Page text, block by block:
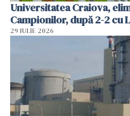
Universitatea Craiova,
Campionilor, după 2-2 cu
29 IULIE 2026